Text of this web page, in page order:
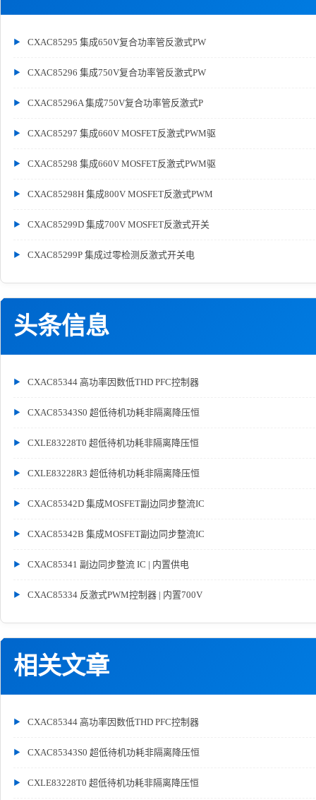
CXAC85295 集成650V复合功率管反激式PW
CXAC85296 集成750V复合功率管反激式PW
CXAC85296A 集成750V复合功率管反激式P
CXAC85297 集成660V MOSFET反激式PWM驱
CXAC85298 集成660V MOSFET反激式PWM驱
CXAC85298H 集成800V MOSFET反激式PWM
CXAC85299D 集成700V MOSFET反激式开关
CXAC85299P 集成过零检测反激式开关电
头条信息
CXAC85344 高功率因数低THD PFC控制器
CXAC85343S0 超低待机功耗非隔离降压恒
CXLE83228T0 超低待机功耗非隔离降压恒
CXLE83228R3 超低待机功耗非隔离降压恒
CXAC85342D 集成MOSFET副边同步整流IC
CXAC85342B 集成MOSFET副边同步整流IC
CXAC85341 副边同步整流 IC | 内置供电
CXAC85334 反激式PWM控制器 | 内置700V
相关文章
CXAC85344 高功率因数低THD PFC控制器
CXAC85343S0 超低待机功耗非隔离降压恒
CXLE83228T0 超低待机功耗非隔离降压恒